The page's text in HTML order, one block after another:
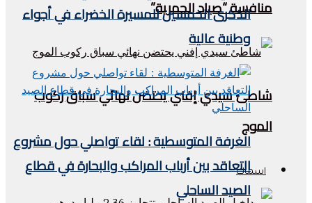
منافسة “صياد الحمرية”
شاطئ سيدي إفني يحتضن نهائي سباق ركوب
الموج
اسماك
الذكرى الخمسين للمسيرة الخضراء في أجواء
وطنية عالية
الغرفة المتوسطية : لقاء تواصلي حول مشروع
التعاقد بين أرباب المراكب والبحارة في قطاع
الصيد الساحلي